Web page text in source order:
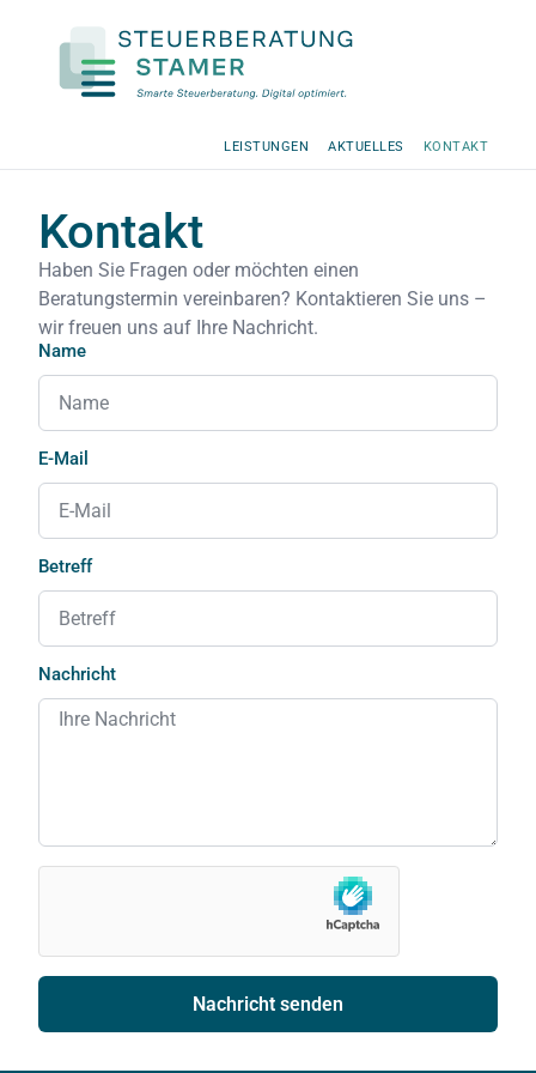
LEISTUNGEN AKTUELLES KONTAKT
Kontakt
Haben Sie Fragen oder möchten einen
Beratungstermin vereinbaren? Kontaktieren Sie uns –
wir freuen uns auf Ihre Nachricht.
Name
E-Mail
Betreff
Nachricht
Nachricht senden